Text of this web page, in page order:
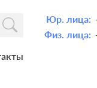
Юр. лица:
Физ. лица: